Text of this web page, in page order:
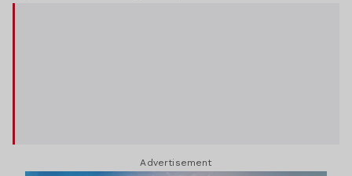
Advertisement